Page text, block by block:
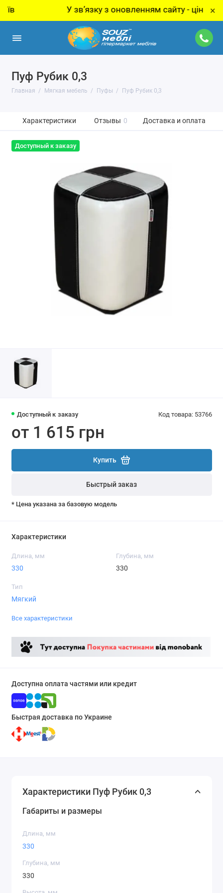
У звʼязку з оновленням сайту - ціну за ×
Пуф Рубик 0,3
Главная Мягкая мебель Пуфы Пуф Рубик 0,3
Характеристики Отзывы 0 Доставка и оплата
Доступный к заказу
Доступный к заказу Код товара: 53766
от 1 615 грн
Купить
Быстрый заказ
* Цена указана за базовую модель
Характеристики
Длина, мм
330
Глубина, мм
330
Тип
Мягкий
Все характеристики
Доступна оплата частями или кредит
Быстрая доставка по Украине
Характеристики Пуф Рубик 0,3
Габариты и размеры
Длина, мм
330
Глубина, мм
330